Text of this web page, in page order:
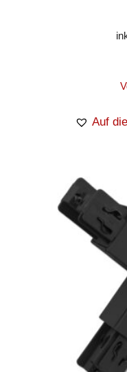
Auf